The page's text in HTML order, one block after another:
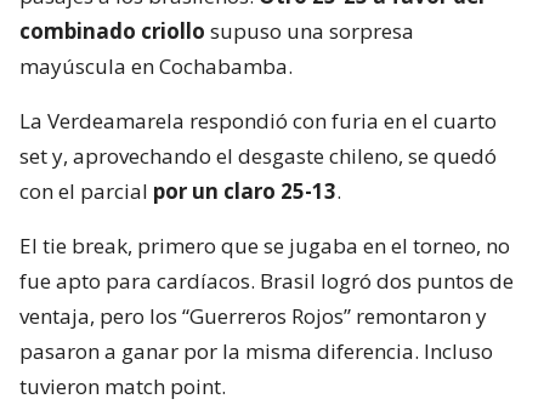
combinado criollo supuso una sorpresa
mayúscula en Cochabamba.
La Verdeamarela respondió con furia en el cuarto
set y, aprovechando el desgaste chileno, se quedó
con el parcial por un claro 25-13.
El tie break, primero que se jugaba en el torneo, no
fue apto para cardíacos. Brasil logró dos puntos de
ventaja, pero los “Guerreros Rojos” remontaron y
pasaron a ganar por la misma diferencia. Incluso
tuvieron match point.